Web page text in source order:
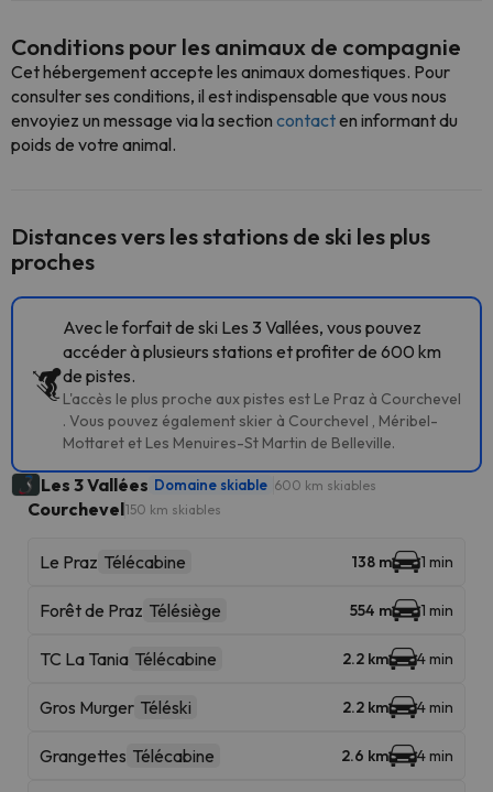
Conditions pour les animaux de compagnie
Cet hébergement accepte les animaux domestiques. Pour
consulter ses conditions, il est indispensable que vous nous
envoyiez un message via la section contacten informant du
poids de votre animal.
Distances vers les stations de ski les plus
proches
Avec le forfait de ski Les 3 Vallées, vous pouvez
accéder à plusieurs stations et profiter de 600 km
de pistes.
L'accès le plus proche aux pistes est Le Praz à Courchevel
. Vous pouvez également skier à Courchevel , Méribel-
Mottaret et Les Menuires-St Martin de Belleville.
Les 3 Vallées Domaine skiable 600 km skiables
Courchevel150 km skiables
Le Praz Télécabine 138 m 1 min
Forêt de Praz Télésiège 554 m 1 min
TC La Tania Télécabine 2.2 km 4 min
Gros Murger Téléski 2.2 km 4 min
Grangettes Télécabine 2.6 km 4 min